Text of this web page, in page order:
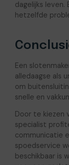
dagelijks leven.
hetzelfde
Een
alledaagse als
om
snelle en
Door te kiezen
specialist
communicatie
spoedservice
beschikbaar is